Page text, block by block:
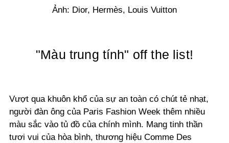
Ảnh: Dior, Hermès, Louis Vuitton
"Màu trung tính" off the list!
Vượt qua khuôn khổ của sự an toàn có chút tẻ nhạt,
người đàn ông của Paris Fashion Week thêm nhiều
màu sắc vào tủ đồ của chính mình. Mang tinh thần
tươi vui của hòa bình, thương hiệu Comme Des